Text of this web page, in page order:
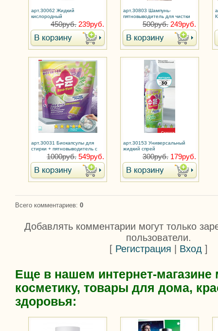
арт.30062 Жидкий
кислородный
пятновыводитель Extra Oxy
450руб. 239руб.
арт.30803 Шампунь-
пятновыводитель для чистки
ковров и обивок Petti Teils 3 в 1
500руб. 249руб.
арт.30031 Биокапсулы для
стирки + пятновыводитель с
энзимами Soo-Yun
1000руб. 549руб.
арт.30153 Универсальный
жидкий спрей
пятновыводитель Soo-Yun
300руб. 179руб.
Всего комментариев: 0
Добавлять комментарии могут только
пользователи.
[ Регистрация | Вход ]
Еще в нашем интернет-магазине
косметику, товары для дома,
здоровья: